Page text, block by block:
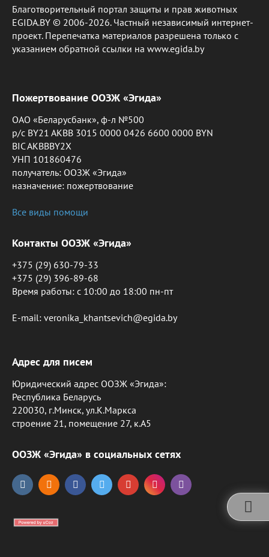
Благотворительный портал защиты и прав животных
EGIDA.BY © 2006-2026. Частный независимый интернет-
проект. Перепечатка материалов разрешена только с
указанием обратной ссылки на www.egida.by
Пожертвование ООЗЖ «Эгида»
ОАО «Беларусбанк», ф-л №500
р/с BY21 AKBB 3015 0000 0426 6600 0000 BYN
BIC AKBBBY2X
УНП 101860476
получатель: ООЗЖ «Эгида»
назначение: пожертвование
Все виды помощи
Контакты ООЗЖ «Эгида»
+375 (29) 630-79-33
+375 (29) 396-89-68
Время работы: c 10:00 до 18:00 пн-пт
E-mail: veronika_khantsevich@egida.by
Адрес для писем
Юридический адрес ООЗЖ «Эгида»:
Республика Беларусь
220030, г.Минск, ул.К.Маркса
строение 21, помещение 27, к.А5
ООЗЖ «Эгида» в социальных сетях